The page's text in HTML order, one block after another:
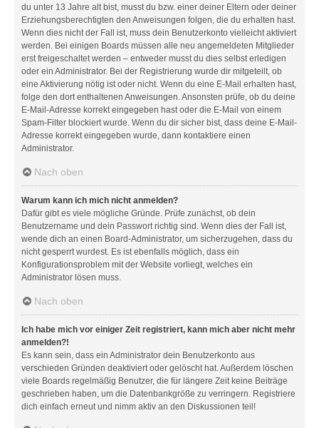
du unter 13 Jahre alt bist, musst du bzw. einer deiner Eltern oder deiner
Erziehungsberechtigten den Anweisungen folgen, die du erhalten hast.
Wenn dies nicht der Fall ist, muss dein Benutzerkonto vielleicht aktiviert
werden. Bei einigen Boards müssen alle neu angemeldeten Mitglieder
erst freigeschaltet werden – entweder musst du dies selbst erledigen
oder ein Administrator. Bei der Registrierung wurde dir mitgeteilt, ob
eine Aktivierung nötig ist oder nicht. Wenn du eine E-Mail erhalten hast,
folge den dort enthaltenen Anweisungen. Ansonsten prüfe, ob du deine
E-Mail-Adresse korrekt eingegeben hast oder die E-Mail von einem
Spam-Filter blockiert wurde. Wenn du dir sicher bist, dass deine E-Mail-
Adresse korrekt eingegeben wurde, dann kontaktiere einen
Administrator.
Nach oben
Warum kann ich mich nicht anmelden?
Dafür gibt es viele mögliche Gründe. Prüfe zunächst, ob dein
Benutzername und dein Passwort richtig sind. Wenn dies der Fall ist,
wende dich an einen Board-Administrator, um sicherzugehen, dass du
nicht gesperrt wurdest. Es ist ebenfalls möglich, dass ein
Konfigurationsproblem mit der Website vorliegt, welches ein
Administrator lösen muss.
Nach oben
Ich habe mich vor einiger Zeit registriert, kann mich aber nicht mehr
anmelden?!
Es kann sein, dass ein Administrator dein Benutzerkonto aus
verschieden Gründen deaktiviert oder gelöscht hat. Außerdem löschen
viele Boards regelmäßig Benutzer, die für längere Zeit keine Beiträge
geschrieben haben, um die Datenbankgröße zu verringern. Registriere
dich einfach erneut und nimm aktiv an den Diskussionen teil!